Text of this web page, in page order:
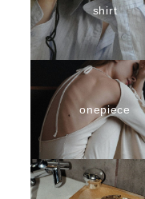
shirt
onepiece